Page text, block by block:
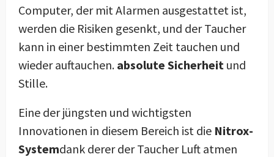
Computer, der mit Alarmen ausgestattet ist,
werden die Risiken gesenkt, und der Taucher
kann in einer bestimmten Zeit tauchen und
wieder auftauchen. absolute Sicherheit und
Stille.
Eine der jüngsten und wichtigsten
Innovationen in diesem Bereich ist die Nitrox-
Systemdank derer der Taucher Luft atmen